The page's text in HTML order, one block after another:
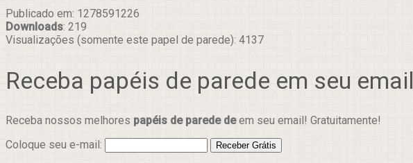
Publicado em: 1278591226
Downloads: 219
Visualizações (somente este papel de parede): 4137
Receba papéis de parede em seu email
Receba nossos melhores papéis de parede deem seu email! Gratuitamente!
Coloque seu e-mail: